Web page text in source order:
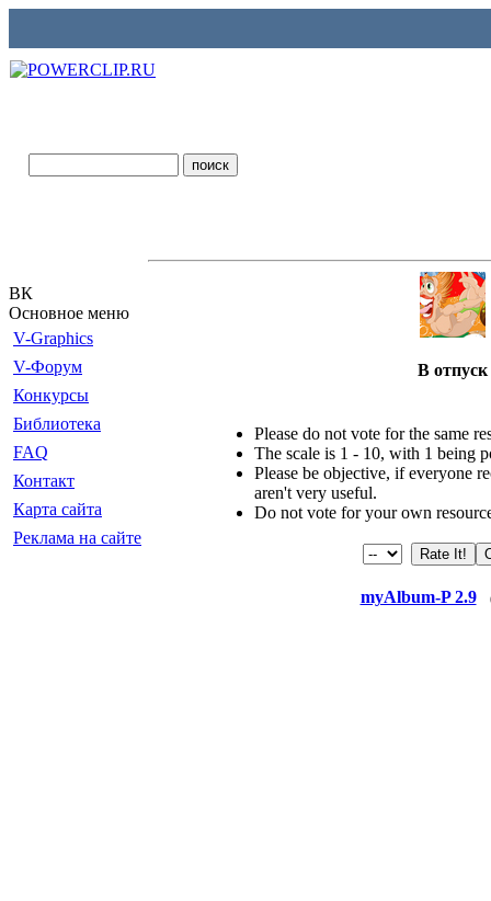
ВК
Основное меню
V-Graphics
V-Форум
Конкурсы
Библиотека
FAQ
Контакт
Карта сайта
Реклама на сайте
В отпуск
Please do not vote for the same
The scale is 1 - 10, with 1 being
Please be objective, if everyone
aren't very useful.
Do not vote for your own
myAlbum-P 2.9